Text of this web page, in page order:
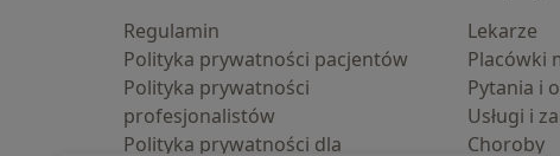
Regulamin
Polityka prywatności pacjentów
Polityka prywatności
profesjonalistów
Polityka prywatności dla
Lekarze
Placówki
Pytania i
Usługi i
Choroby